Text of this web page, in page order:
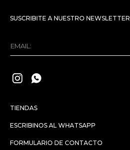
TIENDAS
ESCRIBINOS AL WHATSAPP
FORMULARIO DE CONTACTO
SUSCRIBITE A NUESTRO NEWSLETTER
 